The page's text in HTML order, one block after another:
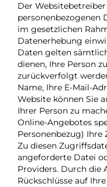
Der
personenbezogenen
im gesetzlichen
Datenerhebung
Daten gelten
dienen, Ihre Person
zurückverfolgt
Name, Ihre E-Mail-
Website können Sie
Ihrer Person zu
Online-Angebotes
Personenbezug) Ihre
Zu diesen
angeforderte Datei
Providers. Durch die
Rückschlüsse auf